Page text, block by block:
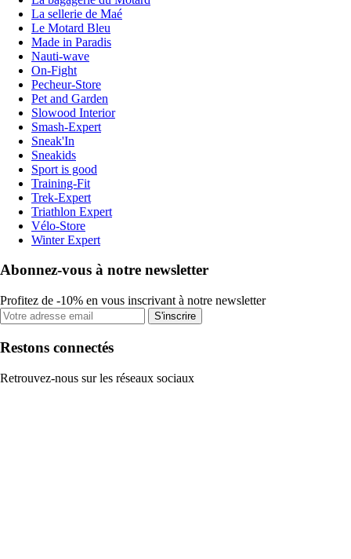
La sellerie de Maé
Le Motard Bleu
Made in Paradis
Nauti-wave
On-Fight
Pecheur-Store
Pet and Garden
Slowood Interior
Smash-Expert
Sneak'In
Sneakids
Sport is good
Training-Fit
Trek-Expert
Triathlon Expert
Vélo-Store
Winter Expert
Abonnez-vous à notre newsletter
Profitez de -10% en vous inscrivant à notre newsletter
S'inscrire
Restons connectés
Retrouvez-nous sur les réseaux sociaux